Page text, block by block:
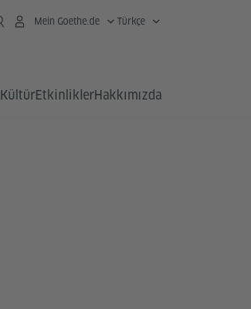
Mein Goethe.de Türkçe
KültürEtkinliklerHakkımızda